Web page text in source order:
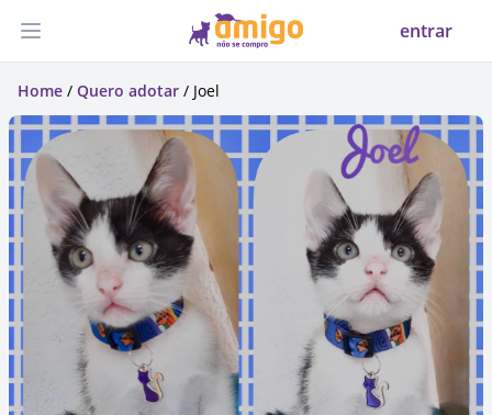
Abrir menu entrar
Home / Quero adotar / Joel